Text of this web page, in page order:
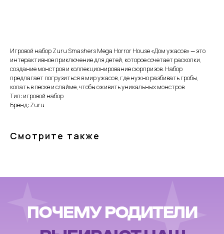
Игровой набор Zuru Smashers Mega Horror House «Дом ужасов» — это
интерактивное приключение для детей, которое сочетает раскопки,
создание монстров и коллекционирование сюрпризов. Набор
предлагает погрузиться в мир ужасов, где нужно разбивать гробы,
копать в песке и слайме, чтобы оживить уникальных монстров
Тип: игровой набор
Бренд: Zuru
Смотрите также
Доставка от 1 дня
Оплачивайте заказ онлайн через
защищенные платежные системы.
ПОЧЕМУ РОДИТЕЛИ
ВЫБИРАЮТ НАШ